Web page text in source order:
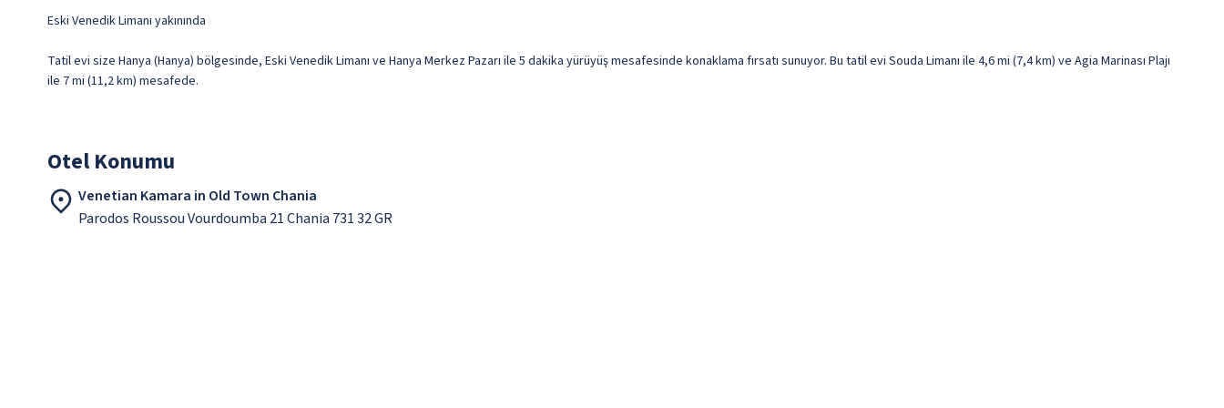
Eski Venedik Limanı yakınında
Tatil evi size Hanya (Hanya) bölgesinde, Eski Venedik Limanı ve Hanya Merkez Pazarı ile 5 dakika yürüyüş mesafesinde konaklama fırsatı sunuyor. Bu tatil evi Souda Limanı ile 4,6 mi (7,4 km) ve Agia Marinası Plajı
ile 7 mi (11,2 km) mesafede.
Otel Konumu
Venetian Kamara in Old Town Chania
Parodos Roussou Vourdoumba 21 Chania 731 32 GR